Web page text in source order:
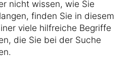
nicht wissen, wie Sie
finden Sie in diesem
viele hilfreiche Begriffe
die Sie bei der Suche